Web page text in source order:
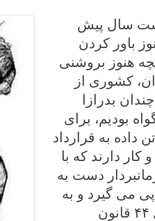
هشت سال پیش
باور کردن
هنوز بروشنی
کشوری از
بدرازا
و از چندی پیش به این سو که نمودی از آن را در آذرخش دی ماه ۱۳۹۶ گواه بودیم، برای
به قرارداد
دارند که با
دست به
می گیرد و به
پیش می برد. آغاز این روند به زیر پا نهاده شدن فراقانونی و تبهکارانه ی «اصل ۴۴ قانون